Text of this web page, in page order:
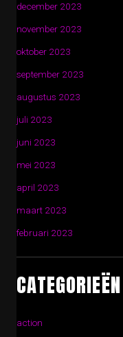
december 2023
november 2023
oktober 2023
september 2023
augustus 2023
juli 2023
juni 2023
mei 2023
april 2023
maart 2023
februari 2023
CATEGORIEËN
action